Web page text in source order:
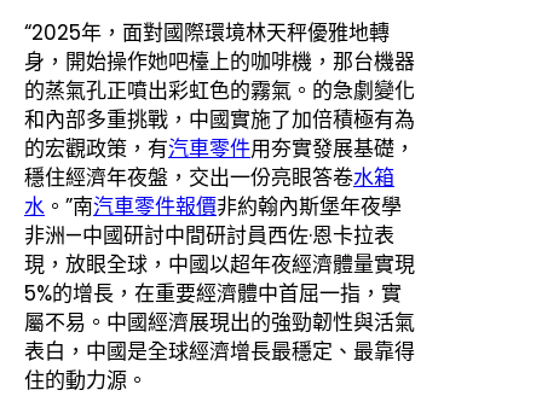
“2025年，面對國際環境林天秤優雅地轉
身，開始操作她吧檯上的咖啡機，那台機器
的蒸氣孔正噴出彩虹色的霧氣。的急劇變化
和內部多重挑戰，中國實施了加倍積極有為
的宏觀政策，有汽車零件用夯實發展基礎，
穩住經濟年夜盤，交出一份亮眼答卷水箱
水 。”南汽車零件報價非約翰內斯堡年夜學
非洲—中國研討中間研討員西佐·恩卡拉表
現，放眼全球，中國以超年夜經濟體量實現
5%的增長，在重要經濟體中首屈一指，實
屬不易。中國經濟展現出的強勁韌性與活氣
表白，中國是全球經濟增長最穩定、最靠得
住的動力源。